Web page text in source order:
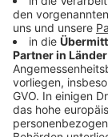
Willi arbeitet
Anzeige